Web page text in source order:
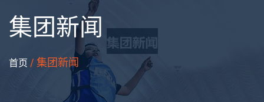
集团新闻
首页 / 集团新闻